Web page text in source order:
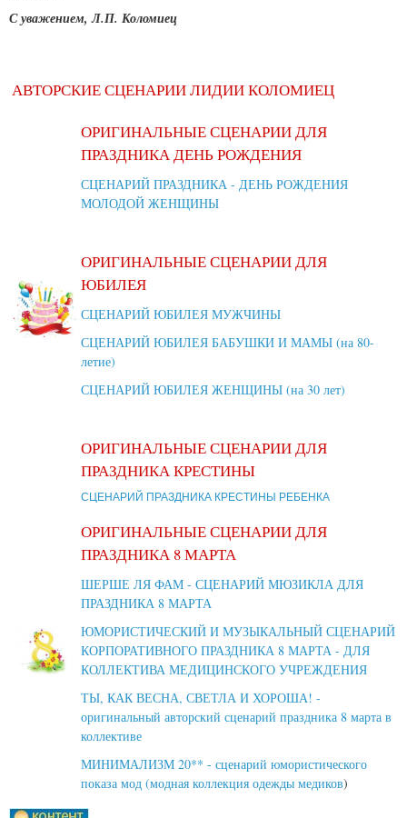
С уважением, Л.П. Коломиец
АВТОРСКИЕ СЦЕНАРИИ ЛИДИИ КОЛОМИЕЦ
ОРИГИНАЛЬНЫЕ СЦЕНАРИИ ДЛЯ
ПРАЗДНИКА ДЕНЬ РОЖДЕНИЯ
СЦЕНАРИЙ ПРАЗДНИКА - ДЕНЬ РОЖДЕНИЯ
МОЛОДОЙ ЖЕНЩИНЫ
ОРИГИНАЛЬНЫЕ СЦЕНАРИИ ДЛЯ
ЮБИЛЕЯ
СЦЕНАРИЙ ЮБИЛЕЯ МУЖЧИНЫ
СЦЕНАРИЙ ЮБИЛЕЯ БАБУШКИ И МАМЫ (на 80-
летие)
СЦЕНАРИЙ ЮБИЛЕЯ ЖЕНЩИНЫ (на 30 лет)
ОРИГИНАЛЬНЫЕ СЦЕНАРИИ ДЛЯ
ПРАЗДНИКА КРЕСТИНЫ
СЦЕНАРИЙ ПРАЗДНИКА КРЕСТИНЫ РЕБЕНКА
ОРИГИНАЛЬНЫЕ СЦЕНАРИИ ДЛЯ
ПРАЗДНИКА 8 МАРТА
ШЕРШЕ ЛЯ ФАМ - СЦЕНАРИЙ МЮЗИКЛА ДЛЯ
ПРАЗДНИКА 8 МАРТА
ЮМОРИСТИЧЕСКИЙ И МУЗЫКАЛЬНЫЙ СЦЕНАРИЙ
КОРПОРАТИВНОГО ПРАЗДНИКА 8 МАРТА - ДЛЯ
КОЛЛЕКТИВА МЕДИЦИНСКОГО УЧРЕЖДЕНИЯ
ТЫ, КАК ВЕСНА, СВЕТЛА И ХОРОША! -
оригинальный авторский сценарий праздника 8 марта в
коллективе
МИНИМАЛИЗМ 20** - сценарий юмористического
показа мод (модная коллекция одежды медиков)